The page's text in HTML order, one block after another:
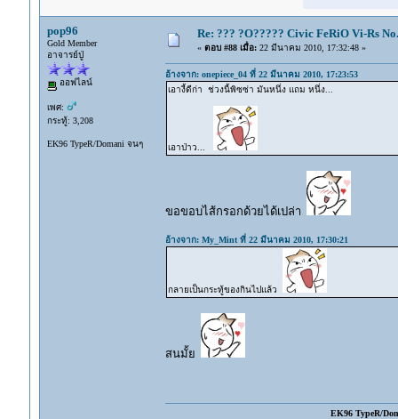
pop96
Gold Member
อาจารย์ปู่
ออฟไลน์
เพศ:
กระทู้: 3,208
EK96 TypeR/Domani จนๆ
Re: ??? ?O????? Civic FeRiO Vi-Rs
« ตอบ #88 เมื่อ:22 มีนาคม 2010, 17:32:48 »
อ้างจาก: onepiece_04 ที่ 22 มีนาคม 2010, 17:23:53
เอางี้ดีก่า ช่วงนี้พิซซ่า มันหนึ่ง แถม หนึ่ง...
เอาป่าว...
ขอขอบไส้กรอกด้วยได้เปล่า
อ้างจาก: My_Mint ที่ 22 มีนาคม 2010, 17:30:21
กลายเป็นกระทู้ของกินไปแล้ว
สนมั้ย
EK96 TypeR/